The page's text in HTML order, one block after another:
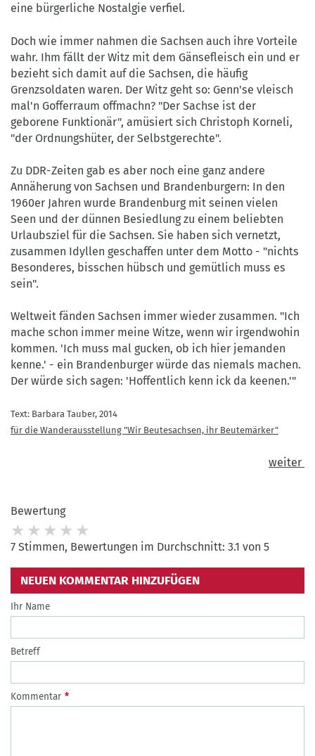
eine bürgerliche Nostalgie verfiel.
Doch wie immer nahmen die Sachsen auch ihre Vorteile
wahr. Ihm fällt der Witz mit dem Gänsefleisch ein und er
bezieht sich damit auf die Sachsen, die häufig
Grenzsoldaten waren. Der Witz geht so: Genn'se vleisch
mal'n Gofferraum offmachn? "Der Sachse ist der
geborene Funktionär", amüsiert sich Christoph Korneli,
"der Ordnungshüter, der Selbstgerechte".
Zu DDR-Zeiten gab es aber noch eine ganz andere
Annäherung von Sachsen und Brandenburgern: In den
1960er Jahren wurde Brandenburg mit seinen vielen
Seen und der dünnen Besiedlung zu einem beliebten
Urlaubsziel für die Sachsen. Sie haben sich vernetzt,
zusammen Idyllen geschaffen unter dem Motto - "nichts
Besonderes, bisschen hübsch und gemütlich muss es
sein".
Weltweit fänden Sachsen immer wieder zusammen. "Ich
mache schon immer meine Witze, wenn wir irgendwohin
kommen. 'Ich muss mal gucken, ob ich hier jemanden
kenne.' - ein Brandenburger würde das niemals machen.
Der würde sich sagen: 'Hoffentlich kenn ick da keenen.'"
Text: Barbara Tauber, 2014
für die Wanderausstellung "Wir Beutesachsen, ihr Beutemärker"
weiter
Bewertung
7 Stimmen, Bewertungen im Durchschnitt: 3.1 von 5
NEUEN KOMMENTAR HINZUFÜGEN
Ihr Name
Betreff
Kommentar